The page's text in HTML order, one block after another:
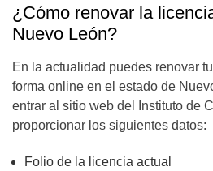
¿Cómo renovar la
Nuevo León?
En la actualidad puedes renovar
forma online en el estado de
entrar al sitio web del Instituto de
proporcionar los siguientes datos:
Folio de la licencia actual